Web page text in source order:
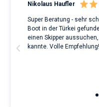
Nikolaus Haufler
Super Beratung - sehr
Boot in der Türkei
einen Skipper
kannte. Volle Empfehlung!